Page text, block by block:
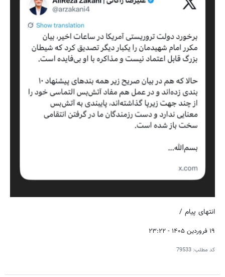
انتهای پیام /
۱۹ فروردین ۱۴۰۵ - ۲۳:۲۲
کد مطلب: 79533